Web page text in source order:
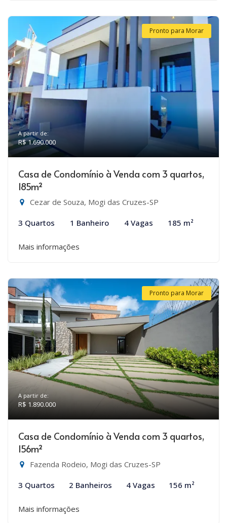
Pronto para Morar
A partir de:
R$ 1.690.000
Casa de Condomínio à Venda com 3 quartos,
185m²
Cezar de Souza, Mogi das Cruzes-SP
3 Quartos 1 Banheiro 4 Vagas 185 m²
Mais informações
Pronto para Morar
A partir de:
R$ 1.890.000
Casa de Condomínio à Venda com 3 quartos,
156m²
Fazenda Rodeio, Mogi das Cruzes-SP
3 Quartos 2 Banheiros 4 Vagas 156 m²
Mais informações